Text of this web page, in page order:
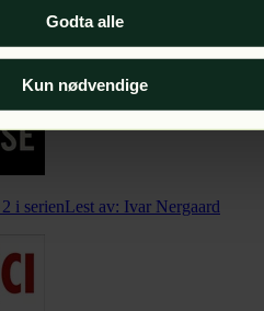
Godta alle
Kun nødvendige
i serienLest av: Ivar Nergaard